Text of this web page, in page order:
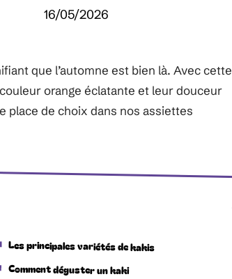
16/05/2026
que l’automne est bien là. Avec cette
orange éclatante et leur douceur
de choix dans nos assiettes
Les principales variétés de kakis
Comment déguster un kaki